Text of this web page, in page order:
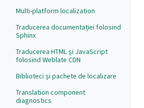
Multi-platform localization
Traducerea documentației folosind
Sphinx
Traducerea HTML și JavaScript
folosind Weblate CDN
Biblioteci și pachete de localizare
Translation component
diagnostics